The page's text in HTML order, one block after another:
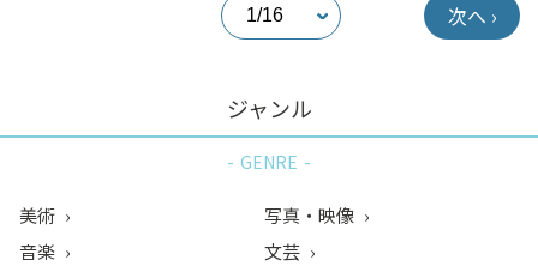
次へ ›
ジャンル
GENRE
美術
音楽
写真・映像
文芸